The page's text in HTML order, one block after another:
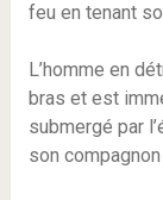
feu en tenant
L’homme en
bras et est
submergé par
son